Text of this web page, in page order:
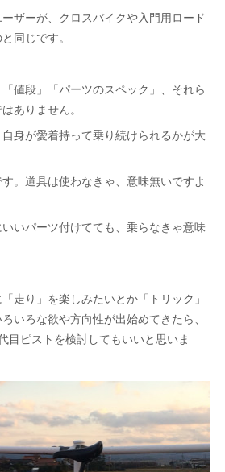
ザーが、クロスバイクや入門用ロード
同じです。
値段」「パーツのスペック」、それら
ありません。
身が愛着持って乗り続けられるかが大
。道具は使わなきゃ、意味無いですよ
いパーツ付けてても、乗らなきゃ意味
走り」を楽しみたいとか「トリック」
いろな欲や方向性が出始めてきたら、
目ピストを検討してもいいと思いま